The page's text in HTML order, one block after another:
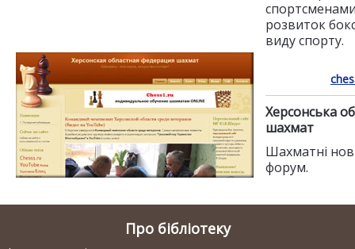
розвиток
виду спорту.
Херсонська
шахмат
Шахматні
форум.
Про бібліотеку